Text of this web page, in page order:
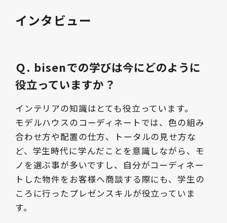
インタビュー
Ｑ. bisenでの学びは今にどのように
役立っていますか？
インテリアの知識はとても役立っています。
モデルハウスのコーディネートでは、色の組み
合わせ方や配置の仕方、トータルの見せ方な
ど、学生時代に学んだことを意識しながら、モ
ノを選ぶ事が多いですし、自分がコーディネー
トした物件をお客様へ商談する際にも、学生の
ころに行ったプレゼンスキルが役立っていま
す。